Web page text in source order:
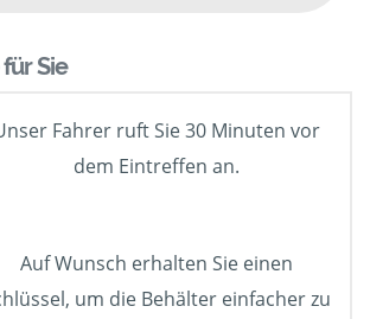
Sie
Fahrer ruft Sie 30 Minuten vor
dem Eintreffen an.
Auf Wunsch erhalten Sie einen
um die Behälter einfacher zu